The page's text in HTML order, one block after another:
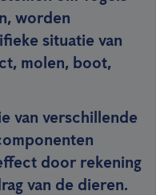
worden
situatie van
molen, boot,
van verschillende
door rekening
van de dieren.